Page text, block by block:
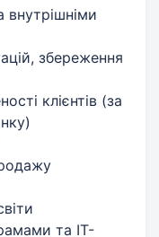
збереження
клієнтів (за
та ІТ-